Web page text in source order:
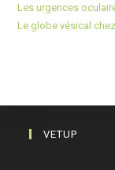
Les urgences
Le globe vésical
VETUP